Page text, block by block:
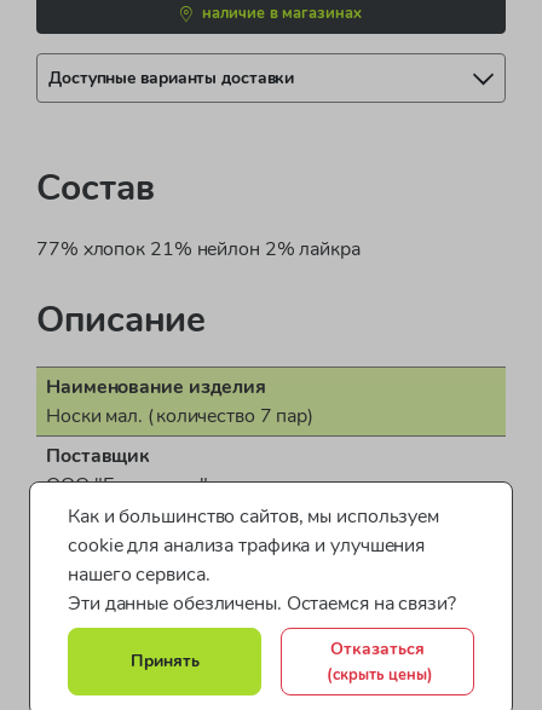
наличие в магазинах
Доступные варианты доставки
Состав
77% хлопок 21% нейлон 2% лайкра
Описание
Наименование изделия
Носки мал. (количество 7 пар)
Поставщик
ООО "Бонд стрит"
Пол
для мальчика
Страна производства
Турция
Документ о соответствии
СЕАЭС KG417/035.GB.02.06701
Показать все характеристики
Белье для мальчиков
Товары для мальчиков
Как и большинство сайтов, мы используем
cookie для анализа трафика и улучшения
нашего сервиса.
Эти данные обезличены. Остаемся на связи?
Принять
Отказаться
(скрыть цены)